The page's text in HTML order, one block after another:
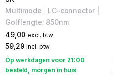
Multimode | LC-connector |
Golflengte: 850nm
49,00 excl. btw
59,29 incl. btw
Op werkdagen voor 21:00
besteld, morgen in huis